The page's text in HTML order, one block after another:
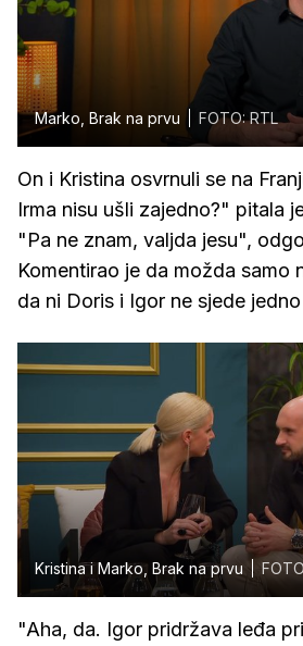
Marko, Brak na prvu FOTO: RTL
On i Kristina osvrnuli se na
Irma nisu ušli zajedno?" pitala
"Pa ne znam, valjda jesu",
Komentirao je da možda samo
da ni Doris i Igor ne sjede
Kristina i Marko, Brak na prvu
"Aha, da. Igor pridržava leđa